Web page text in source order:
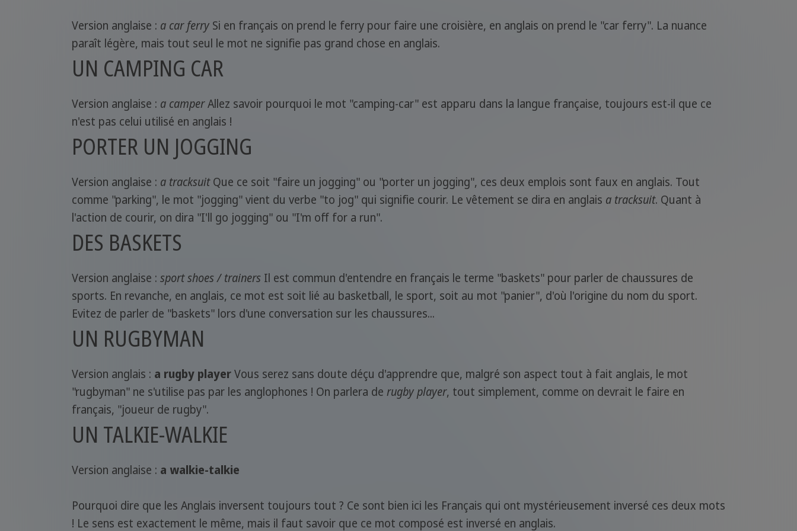
Version anglaise : a car ferry Si en français on prend le ferry pour faire une croisière, en anglais on prend le "car ferry". La nuance
paraît légère, mais tout seul le mot ne signifie pas grand chose en anglais.
UN CAMPING CAR
Version anglaise : a camperAllez savoir pourquoi le mot "camping-car" est apparu dans la langue française, toujours est-il que ce
n'est pas celui utilisé en anglais !
PORTER UN JOGGING
Version anglaise : a tracksuitQue ce soit "faire un jogging" ou "porter un jogging", ces deux emplois sont faux en anglais. Tout
comme "parking", le mot "jogging" vient du verbe "to jog" qui signifie courir. Le vêtement se dira en anglais a tracksuit. Quant à
l'action de courir, on dira "I'll go jogging" ou "I'm off for a run".
DES BASKETS
Version anglaise : sport shoes / trainers Il est commun d'entendre en français le terme "baskets" pour parler de chaussures de
sports. En revanche, en anglais, ce mot est soit lié au basketball, le sport, soit au mot "panier", d'où l'origine du nom du sport.
Evitez de parler de "baskets" lors d'une conversation sur les chaussures...
UN RUGBYMAN
Version anglais : a rugby playerVous serez sans doute déçu d'apprendre que, malgré son aspect tout à fait anglais, le mot
"rugbyman" ne s'utilise pas par les anglophones ! On parlera de rugby player, tout simplement, comme on devrait le faire en
français, "joueur de rugby".
UN TALKIE-WALKIE
Version anglaise : a walkie-talkie
Pourquoi dire que les Anglais inversent toujours tout ? Ce sont bien ici les Français qui ont mystérieusement inversé ces deux mots
! Le sens est exactement le même, mais il faut savoir que ce mot composé est inversé en anglais.